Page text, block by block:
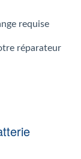
requise
réparateur